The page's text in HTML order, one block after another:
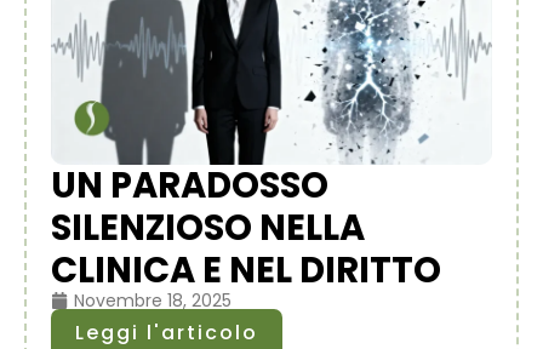
UN PARADOSSO
SILENZIOSO NELLA
CLINICA E NEL DIRITTO
Novembre 18, 2025
Leggi l'articolo